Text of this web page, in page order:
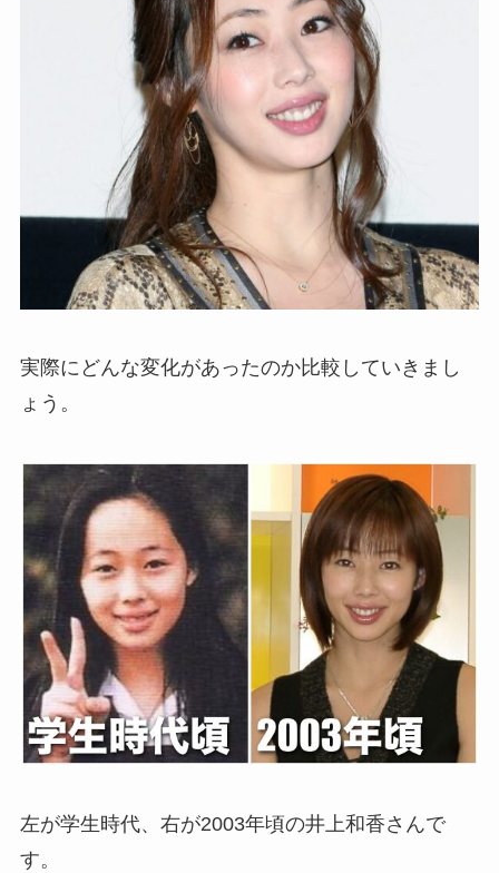
実際にどんな変化があったのか比較していきまし
ょう。
左が学生時代、右が2003年頃の井上和香さんで
す。